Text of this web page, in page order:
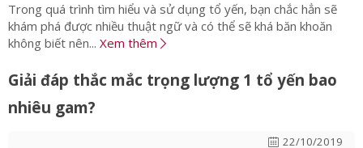
Trong quá trình tìm hiểu và sử dụng tổ yến, bạn chắc hẳn sẽ
khám phá được nhiều thuật ngữ và có thể sẽ khá băn khoăn
không biết nên... Xem thêm
Giải đáp thắc mắc trọng lượng 1 tổ yến bao
nhiêu gam?
22/10/2019